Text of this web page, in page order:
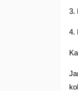
3.
4.